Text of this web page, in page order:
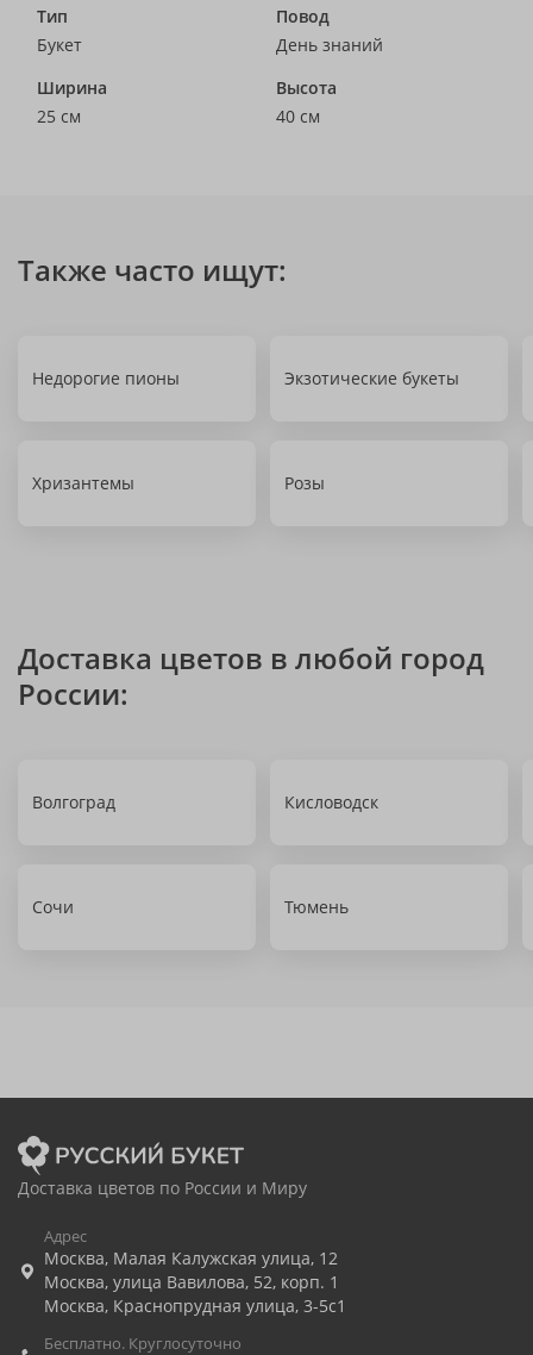
Тип
Букет
Повод
День знаний
Ширина
25 см
Высота
40 см
Также часто ищут:
Недорогие пионы Экзотические букеты
Хризантемы Розы
Доставка цветов в любой город
России:
Волгоград Кисловодск
Сочи Тюмень
Доставка цветов по России и Миру
Адрес
Москва, Малая Калужская улица, 12
Москва, улица Вавилова, 52, корп. 1
Москва, Краснопрудная улица, 3-5с1
Бесплатно. Круглосуточно